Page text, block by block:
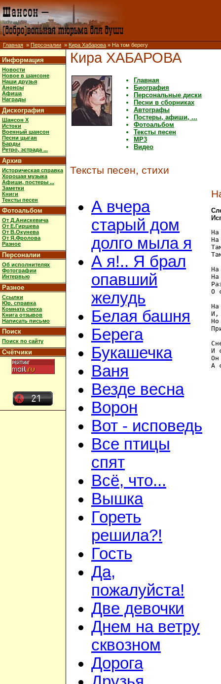
Главная » Персоналии » Кира Хабарова » На том берегу
Информация
Новости
Новое в шансоне
Наши друзья
Анонсы
Афиша
Награды
Дискография
Шансон X
Истоки
Военный шансон
Песни цыган
Барды
Ретро, эстрада ...
Архив
Историческая справка
Хорошая музыка
Афиши, постеры ...
Заметки
Книги
Тексты песен
Фотоальбом
От Д.Анискевича
От Е.Гиршева
От В.Окунева
От Я.Фролова
Разное
Персоналии
Об исполнителях
Фотографии
Интервью
Разное
Ссылки
Юр. справка
Комната смеха
Книга отзывов
Написать письмо
Поиск
Поиск по сайту
Счётчики
Кира ХАБАРОВА
Главная
Биография
Персональные диски
Песни в сборниках
Автографы
Постеры, афиши, ...
Фотоальбом
Тексты песен
MP3
Видео
Тексты песен, стихи
А вчера
старый дом
долго мыла я
А я!.. Я брал
опавший
желудь
Белая башня
Берега
Букашечка
Ваня
Везде весна
Ворон
Вот - исповедь
Все птицы
спят
Всё, что...
Вышка
Гореть
решила?!
Гость
Да,
пожалуйста!
Две девочки
Днем на ветру
сквозном
Дорога
О
И,
И